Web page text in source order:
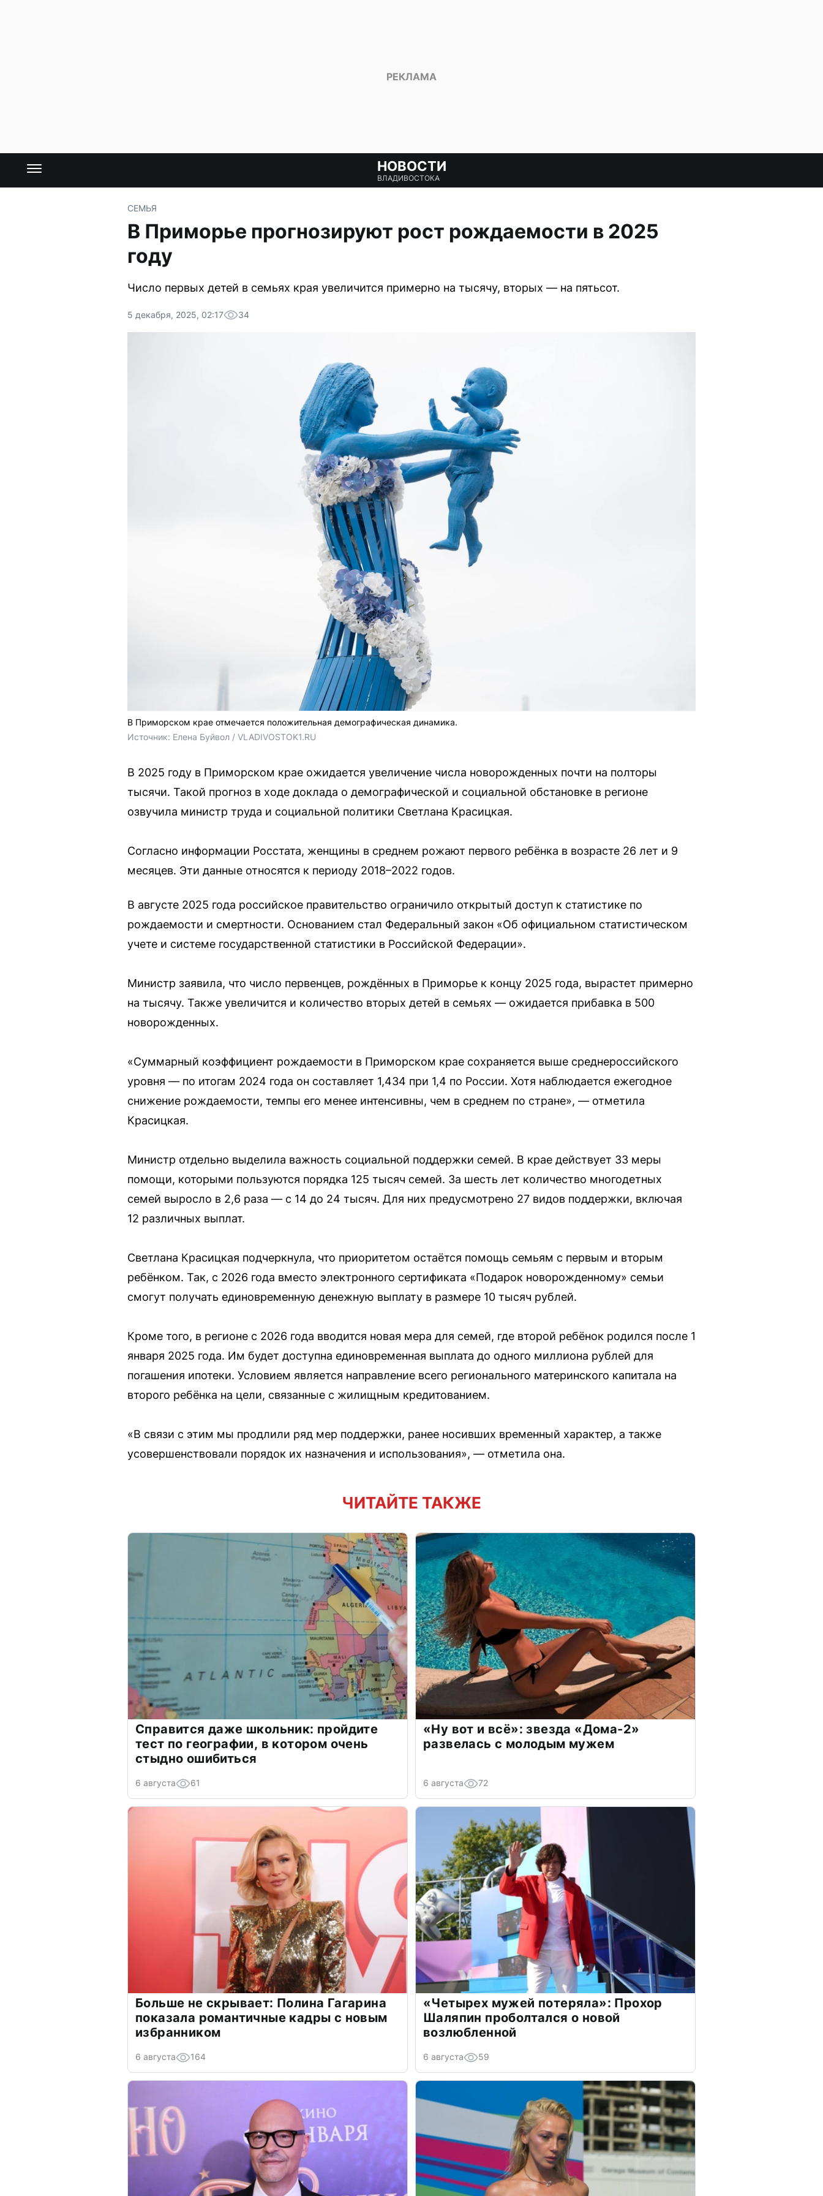
НОВОСТИ
ВЛАДИВОСТОКА
СЕМЬЯ
В Приморье прогнозируют рост рождаемости в 2025
году
Число первых детей в семьях края увеличится примерно на тысячу, вторых — на пятьсот.
5 декабря, 2025, 02:17 34
В Приморском крае отмечается положительная демографическая динамика.
Источник: Елена Буйвол / VLADIVOSTOK1.RU
В 2025 году в Приморском крае ожидается увеличение числа новорожденных почти на полторы
тысячи. Такой прогноз в ходе доклада о демографической и социальной обстановке в регионе
озвучила министр труда и социальной политики Светлана Красицкая.
Согласно информации Росстата, женщины в среднем рожают первого ребёнка в возрасте 26 лет и 9
месяцев. Эти данные относятся к периоду 2018–2022 годов.
В августе 2025 года российское правительство ограничило открытый доступ к статистике по
рождаемости и смертности. Основанием стал Федеральный закон «Об официальном статистическом
учете и системе государственной статистики в Российской Федерации».
Министр заявила, что число первенцев, рождённых в Приморье к концу 2025 года, вырастет примерно
на тысячу. Также увеличится и количество вторых детей в семьях — ожидается прибавка в 500
новорожденных.
«Суммарный коэффициент рождаемости в Приморском крае сохраняется выше среднероссийского
уровня — по итогам 2024 года он составляет 1,434 при 1,4 по России. Хотя наблюдается ежегодное
снижение рождаемости, темпы его менее интенсивны, чем в среднем по стране», — отметила
Красицкая.
Министр отдельно выделила важность социальной поддержки семей. В крае действует 33 меры
помощи, которыми пользуются порядка 125 тысяч семей. За шесть лет количество многодетных
семей выросло в 2,6 раза — с 14 до 24 тысяч. Для них предусмотрено 27 видов поддержки, включая
12 различных выплат.
Светлана Красицкая подчеркнула, что приоритетом остаётся помощь семьям с первым и вторым
ребёнком. Так, с 2026 года вместо электронного сертификата «Подарок новорожденному» семьи
смогут получать единовременную денежную выплату в размере 10 тысяч рублей.
Кроме того, в регионе с 2026 года вводится новая мера для семей, где второй ребёнок родился после 1
января 2025 года. Им будет доступна единовременная выплата до одного миллиона рублей для
погашения ипотеки. Условием является направление всего регионального материнского капитала на
второго ребёнка на цели, связанные с жилищным кредитованием.
«В связи с этим мы продлили ряд мер поддержки, ранее носивших временный характер, а также
усовершенствовали порядок их назначения и использования», — отметила она.
ЧИТАЙТЕ ТАКЖЕ
Справится даже школьник: пройдите
тест по географии, в котором очень
стыдно ошибиться
6 августа 61
«Ну вот и всё»: звезда «Дома-2»
развелась с молодым мужем
6 августа 72
Больше не скрывает: Полина Гагарина
показала романтичные кадры с новым
избранником
6 августа 164
«Четырех мужей потеряла»: Прохор
Шаляпин проболтался о новой
возлюбленной
6 августа 59